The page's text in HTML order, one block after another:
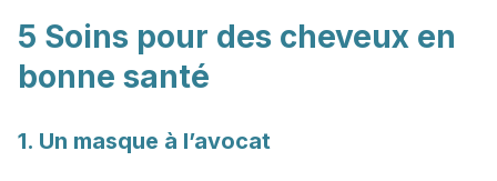
5 Soins pour des cheveux en
bonne santé
1. Un masque à l’avocat